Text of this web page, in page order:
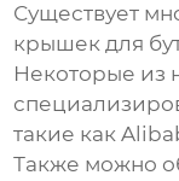
Существует
крышек для
Некоторые из
такие как
Также можно